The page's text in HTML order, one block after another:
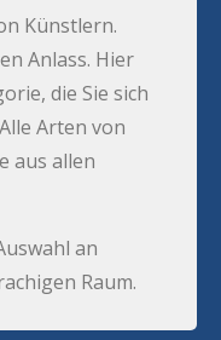
Künstlern.
Anlass. Hier
die Sie sich
Arten von
aus allen
an
Raum.